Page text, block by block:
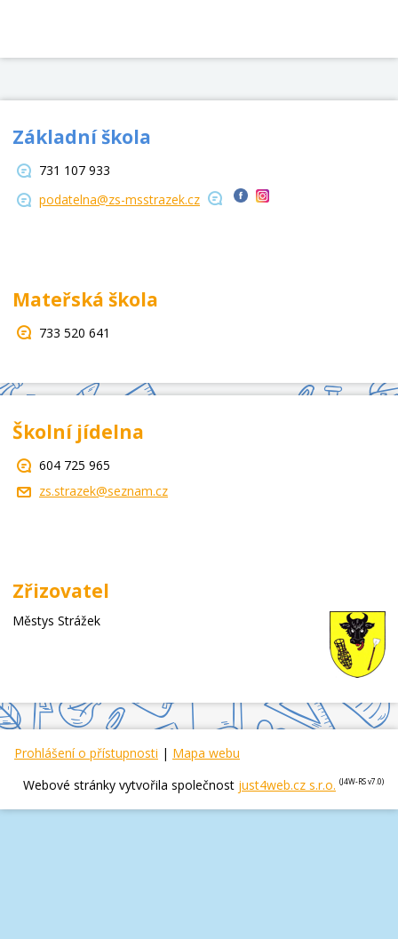
Základní škola
731 107 933
podatelna@zs-msstrazek.cz
Mateřská škola
733 520 641
Školní jídelna
604 725 965
zs.strazek@seznam.cz
Zřizovatel
Městys Strážek
Prohlášení o přístupnosti | Mapa webu
Webové stránky vytvořila společnost just4web.cz s.r.o. (J4W-RS v7.0)